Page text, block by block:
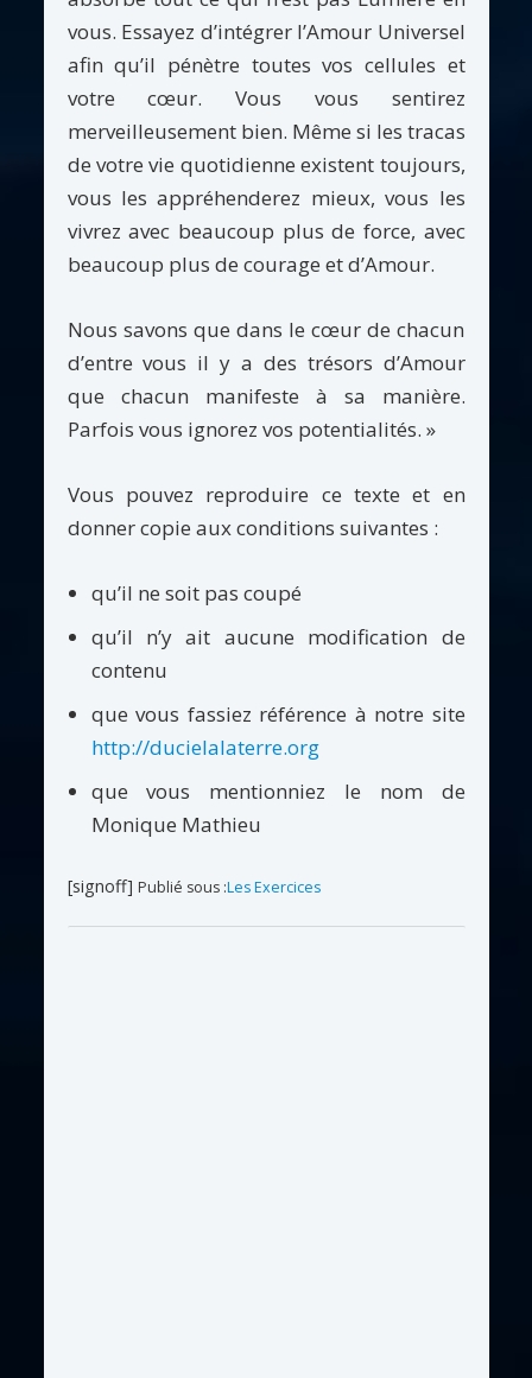
vous. Essayez d’intégrer l’Amour Universel
afin qu’il pénètre toutes vos cellules et
votre cœur. Vous vous sentirez
merveilleusement bien. Même si les tracas
de votre vie quotidienne existent toujours,
vous les appréhenderez mieux, vous les
vivrez avec beaucoup plus de force, avec
beaucoup plus de courage et d’Amour.
Nous savons que dans le cœur de chacun
d’entre vous il y a des trésors d’Amour
que chacun manifeste à sa manière.
Parfois vous ignorez vos potentialités. »
Vous pouvez reproduire ce texte et en
donner copie aux conditions suivantes :
qu’il ne soit pas coupé
qu’il n’y ait aucune modification de
contenu
que vous fassiez référence à notre site
http://ducielalaterre.org
que vous mentionniez le nom de
Monique Mathieu
[signoff] Publié sous :Les Exercices